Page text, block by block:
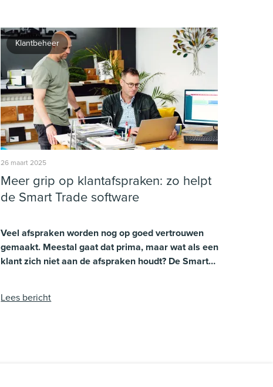
Klantbeheer
26 maart 2025
Meer grip op klantafspraken: zo helpt
de Smart Trade software
Veel afspraken worden nog op goed vertrouwen
gemaakt. Meestal gaat dat prima, maar wat als een
klant zich niet aan de afspraken houdt? De Smart
je met een paar slimme functies sterker staat.
Lees bericht